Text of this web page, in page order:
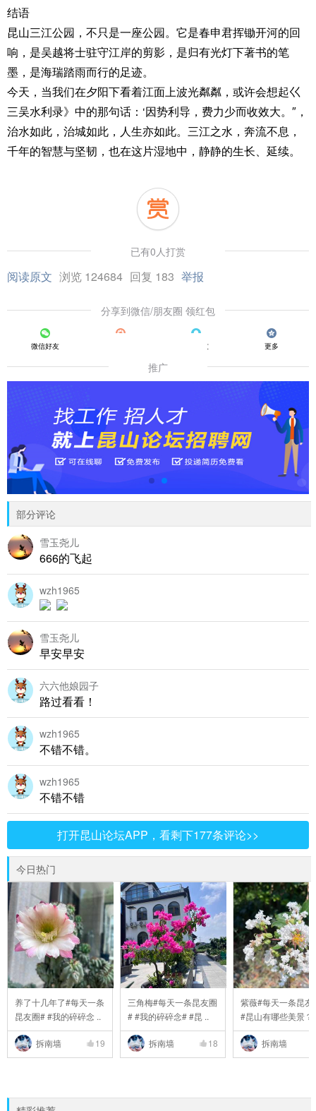
结语
昆山三江公园，不只是一座公园。它是春申君挥锄开河的回
响，是吴越将士驻守江岸的剪影，是归有光灯下著书的笔
墨，是海瑞踏雨而行的足迹。
今天，当我们在夕阳下看着江面上波光粼粼，或许会想起巜
三吴水利录》中的那句话：‘因势利导，费力少而收效大。″，
治水如此，治城如此，人生亦如此。三江之水，奔流不息，
千年的智慧与坚韧，也在这片湿地中，静静的生长、延续。
已有0人打赏
阅读原文 浏览 124684 回复 183 举报
分享到微信/朋友圈 领红包
微信好友 QQ好友 更多
推广
部分评论
雪玉尧儿
666的飞起
wzh1965
雪玉尧儿
早安早安
六六他娘园子
路过看看！
wzh1965
不错不错。
wzh1965
不错不错
打开昆山论坛APP，看剩下177条评论>>
今日热门
养了十几年了#每天一条
昆友圈# #我的碎碎念 ..
拆南墙 19
三角梅#每天一条昆友圈
# #我的碎碎念# #昆 ..
拆南墙 18
紫薇#每天一条昆友
#昆山有哪些美景？
拆南墙